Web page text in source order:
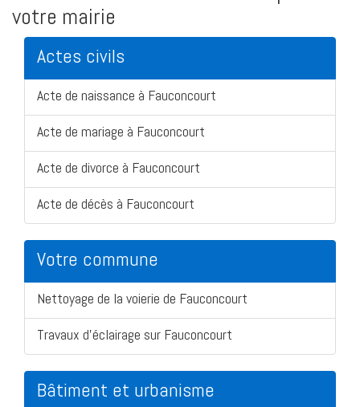
votre mairie
Actes civils
Acte de naissance à Fauconcourt
Acte de mariage à Fauconcourt
Acte de divorce à Fauconcourt
Acte de décès à Fauconcourt
Votre commune
Nettoyage de la voierie de Fauconcourt
Travaux d'éclairage sur Fauconcourt
Bâtiment et urbanisme